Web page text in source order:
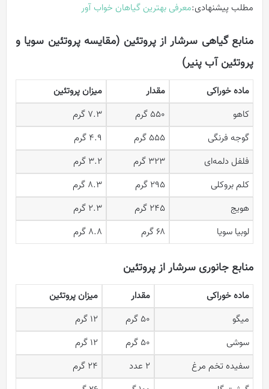
مطلب پیشنهادی:معرفی بهترين گیاهان خواب آور
منابع گیاهی سرشار از پروتئین (مقایسه پروتئین سویا و
پروتئین آب پنیر)
ماده خوراکی مقدار
میزان پروتئین
کاهو
۵۵۰ گرم
۷.۳ گرم
گوجه فرنگی
۵۵۵ گرم
۴.۹ گرم
فلفل دلمه‌ای
۳۲۳ گرم
۳.۲ گرم
کلم بروکلی
۲۹۵ گرم
۸.۳ گرم
هویج
۲۴۵ گرم
۲.۳ گرم
لوبیا سویا
۶۸ گرم ۸.۸ گرم
منابع جانوری سرشار از پروتئین
ماده خوراکی مقدار
میزان پروتئین
میگو
۵۰ گرم
۱۲ گرم
سوشی
۵۰ گرم
۱۲ گرم
سفیده تخم مرغ
۲ عدد
۲۴ گرم